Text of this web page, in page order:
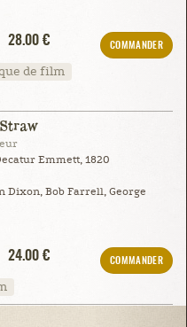
28.00 €
COMMANDER
de film
Emmett, 1820
Dixon, Bob Farrell, George
24.00 €
COMMANDER